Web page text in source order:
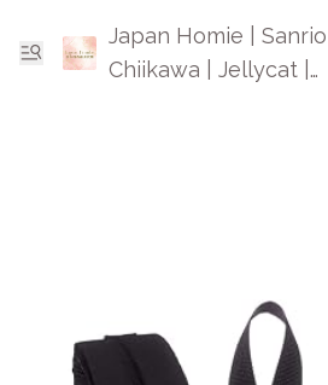
Japan Homie | Sanrio |
Chiikawa | Jellycat |